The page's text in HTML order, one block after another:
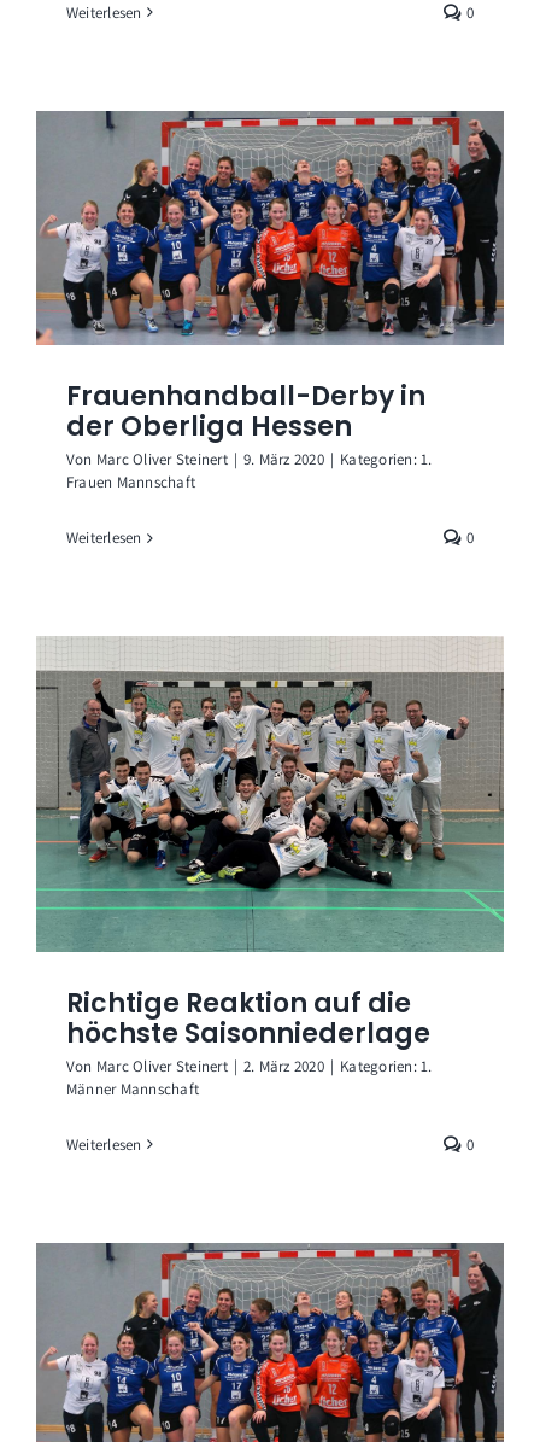
Weiterlesen 0
Frauenhandball-Derby in
der Oberliga Hessen
Von Marc Oliver Steinert | 9. März 2020 | Kategorien:1.
Frauen Mannschaft
Weiterlesen 0
Richtige Reaktion auf die
höchste Saisonniederlage
Von Marc Oliver Steinert | 2. März 2020 | Kategorien:1.
Männer Mannschaft
Weiterlesen 0